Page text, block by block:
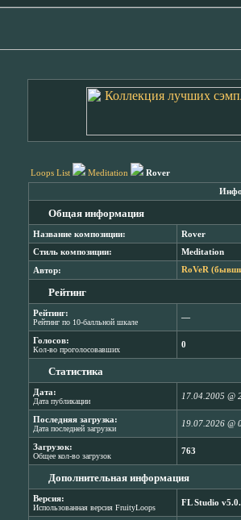
Loops List Meditation Rover
Общая информация
Название композиции: Rover
Стиль композиции: Meditation
Автор: RoVeR
Рейтинг
Рейтинг:
Рейтинг по 10-балльной шкале
―
Голосов:
Кол-во проголосовавших
0
Статистика
Дата:
Дата публикации
17.04.2005 @
Последняя загрузка:
Дата последней загрузки
19.07.2026 @
Загрузок:
Общее кол-во загрузок
763
Дополнительная информация
Версия:
Использованная версия FruityLoops
FL Studio